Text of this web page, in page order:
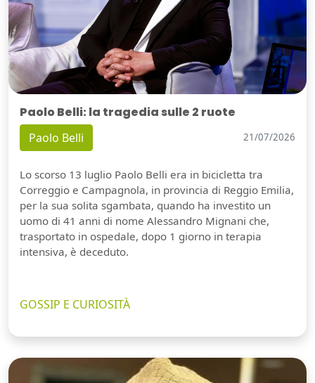
Paolo Belli: la tragedia sulle 2 ruote
Paolo Belli 21/07/2026
Lo scorso 13 luglio Paolo Belli era in bicicletta tra
Correggio e Campagnola, in provincia di Reggio Emilia,
per la sua solita sgambata, quando ha investito un
uomo di 41 anni di nome Alessandro Mignani che,
trasportato in ospedale, dopo 1 giorno in terapia
intensiva, è deceduto.
GOSSIP E CURIOSITÀ